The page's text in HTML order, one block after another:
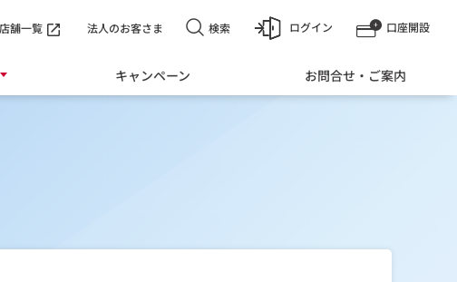
口座開設
ログイン
キャンペーン お問合せ・ご案内
店舗一覧 法人のお客さま 検索